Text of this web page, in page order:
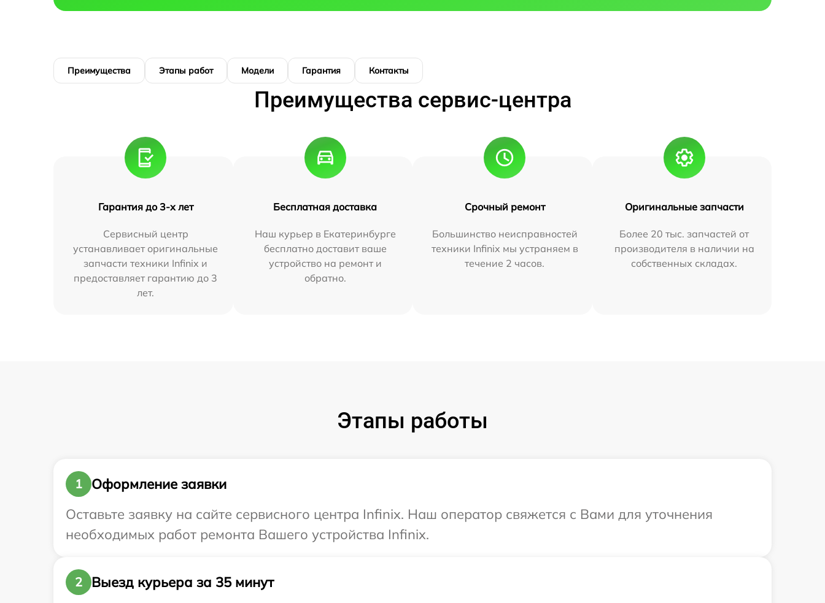
Преимущества Этапы работ Модели Гарантия Контакты
Преимущества сервис-центра
Гарантия до 3-х лет
Сервисный центр
устанавливает оригинальные
запчасти техники Infinix и
предоставляет гарантию до 3
лет.
Бесплатная доставка
Наш курьер в Екатеринбурге
бесплатно доставит ваше
устройство на ремонт и
обратно.
Срочный ремонт
Большинство неисправностей
техники Infinix мы устраняем в
течение 2 часов.
Оригинальные запчасти
Более 20 тыс. запчастей от
производителя в наличии на
собственных складах.
Этапы работы
1
Оформление заявки
Оставьте заявку на сайте сервисного центра Infinix. Наш оператор свяжется с Вами для уточнения
необходимых работ ремонта Вашего устройства Infinix.
2
Выезд курьера за 35 минут